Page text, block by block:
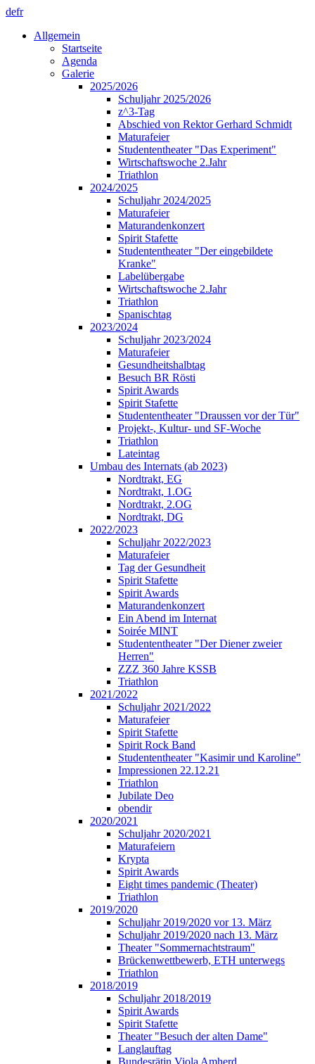
defr
Allgemein
Startseite
Agenda
Galerie
2025/2026
Schuljahr 2025/2026
z^3-Tag
Abschied von Rektor Gerhard Schmidt
Maturafeier
Studententheater "Das Experiment"
Wirtschaftswoche 2.Jahr
Triathlon
2024/2025
Schuljahr 2024/2025
Maturafeier
Maturandenkonzert
Spirit Stafette
Studententheater "Der eingebildete
Kranke"
Labelübergabe
Wirtschaftswoche 2.Jahr
Triathlon
Spanischtag
2023/2024
Schuljahr 2023/2024
Maturafeier
Gesundheitshalbtag
Besuch BR Rösti
Spirit Awards
Spirit Stafette
Studententheater "Draussen vor der Tür"
Projekt-, Kultur- und SF-Woche
Triathlon
Lateintag
Umbau des Internats (ab 2023)
Nordtrakt, EG
Nordtrakt, 1.OG
Nordtrakt, 2.OG
Nordtrakt, DG
2022/2023
Schuljahr 2022/2023
Maturafeier
Tag der Gesundheit
Spirit Stafette
Spirit Awards
Maturandenkonzert
Ein Abend im Internat
Soirée MINT
Studententheater "Der Diener zweier
Herren"
ZZZ 360 Jahre KSSB
Triathlon
2021/2022
Schuljahr 2021/2022
Maturafeier
Spirit Stafette
Spirit Rock Band
Studententheater "Kasimir und Karoline"
Impressionen 22.12.21
Triathlon
Jubilate Deo
obendir
2020/2021
Schuljahr 2020/2021
Maturafeiern
Krypta
Spirit Awards
Eight times pandemic (Theater)
Triathlon
2019/2020
Schuljahr 2019/2020 vor 13. März
Schuljahr 2019/2020 nach 13. März
Theater "Sommernachtstraum"
Brückenwettbewerb, ETH unterwegs
Triathlon
2018/2019
Schuljahr 2018/2019
Spirit Awards
Spirit Stafette
Theater "Besuch der alten Dame"
Langlauftag
Bundesrätin Viola Amherd